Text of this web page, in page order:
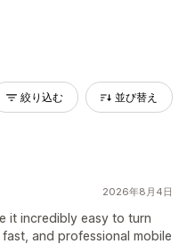
絞り込む 並び替え
2026年8月4日
it incredibly easy to turn
and professional mobile